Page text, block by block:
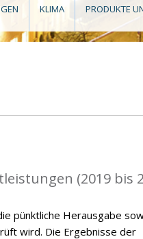
KLIMA PRODUKTE
(2019 bis
pünktliche Herausgabe
wird. Die Ergebnisse der